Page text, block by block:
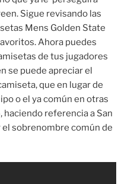
Sigue revisando las
Mens Golden State
Ahora puedes
de tus jugadores
se puede apreciar el
que en lugar de
o el ya común en otras
haciendo referencia a San
sobrenombre común de